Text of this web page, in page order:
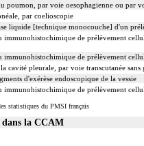
poumon, par voie oesophagienne ou par
par coelioscopie
liquide [technique monocouche] d'un
de prélèvement
de prélèvement
cavité pleurale, par voie transcutanée sans
d'exérèse endoscopique de la vessie
de prélèvement
statistiques du PMSI français
la CCAM